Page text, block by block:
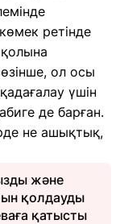
ретінде
ол осы
үшін
де барған.
не ашықтық,
және
қолдауды
қатысты